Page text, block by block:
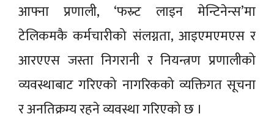
आफ्ना प्रणाली, ‘फस्र्ट लाइन मेन्टिनेन्स’मा
टेलिकमकै कर्मचारीको संलग्नता, आइएमएमएस र
आरएएस जस्ता निगरानी र नियन्त्रण प्रणालीको
व्यवस्थाबाट गरिएको नागरिकको व्यक्तिगत सूचना
र अनतिक्रम्य रहने व्यवस्था गरिएको छ ।